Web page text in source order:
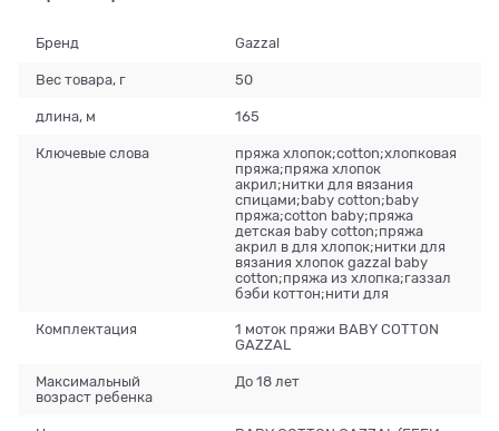
Бренд Gazzal
Вес товара, г 50
длина, м 165
Ключевые слова
пряжа хлопок;cotton;хлопковая
пряжа;пряжа хлопок
акрил;нитки для вязания
спицами;baby cotton;baby
пряжа;cotton baby;пряжа
детская baby cotton;пряжа
акрил в для хлопок;нитки для
вязания хлопок gazzal baby
cotton;пряжа из хлопка;газзал
бэби коттон;нити для
Комплектация
1 моток пряжи BABY COTTON
GAZZAL
Максимальный
возраст ребенка
До 18 лет